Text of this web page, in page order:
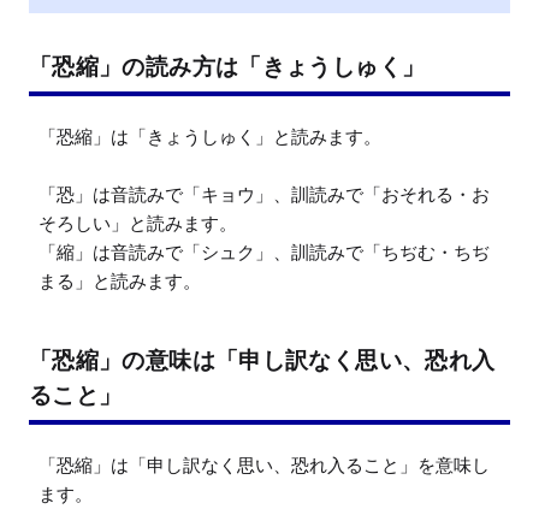
「恐縮」の読み方は「きょうしゅく」
「恐縮」は「きょうしゅく」と読みます。
「恐」は音読みで「キョウ」、訓読みで「おそれる・お
そろしい」と読みます。
「縮」は音読みで「シュク」、訓読みで「ちぢむ・ちぢ
まる」と読みます。
「恐縮」の意味は「申し訳なく思い、恐れ入
ること」
「恐縮」は「申し訳なく思い、恐れ入ること」を意味し
ます。